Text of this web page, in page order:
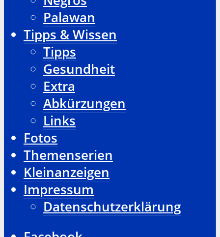
Palawan
Tipps & Wissen
Tipps
Gesundheit
Extra
Abkürzungen
Links
Fotos
Themenserien
Kleinanzeigen
Impressum
Datenschutzerklärung